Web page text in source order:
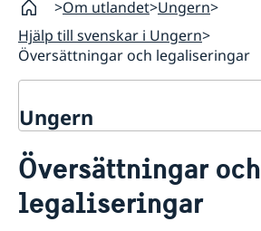
Om utlandet Ungern
Hjälp till svenskar i Ungern
Översättningar och legaliseringar
Ungern
Hjälp till svenskar i Ungern
Rösta i Ungern
Akut hjälp
Översättningar och
legaliseringar